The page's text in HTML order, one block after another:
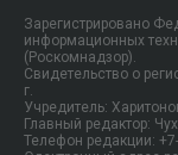
Зарегистрировано
информационных
(Роскомнадзор).
Свидетельство о
г.
Учредитель:
Главный редактор:
Телефон редакции: